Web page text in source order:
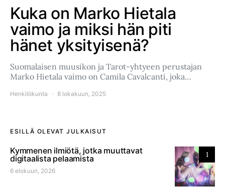
Kuka on Marko Hietala
vaimo ja miksi hän piti
hänet yksityisenä?
Suomalaisen muusikon ja Tarot-yhtyeen perustajan
Marko Hietala vaimo on Camila Cavalcanti, joka…
Henkilökunta 8 lokakuun, 2025
ESILLÄ OLEVAT JULKAISUT
1
Kymmenen ilmiötä, jotka muuttavat
digitaalista pelaamista
6 elokuun, 2026